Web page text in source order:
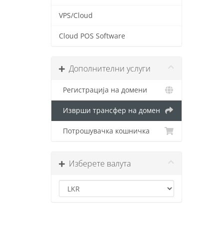
VPS/Cloud
Cloud POS Software
Дополнителни услуги
Регистрација на домени
Изврши трансфер на домен
Потрошувачка кошничка
Изберете валута